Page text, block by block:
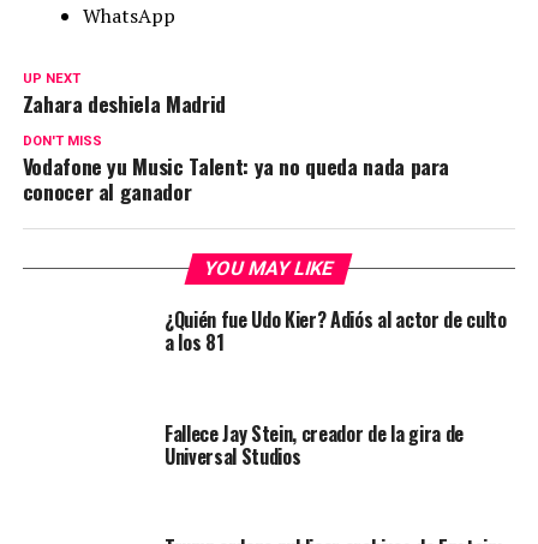
WhatsApp
UP NEXT
Zahara deshiela Madrid
DON'T MISS
Vodafone yu Music Talent: ya no queda nada para
conocer al ganador
YOU MAY LIKE
¿Quién fue Udo Kier? Adiós al actor de culto
a los 81
Fallece Jay Stein, creador de la gira de
Universal Studios